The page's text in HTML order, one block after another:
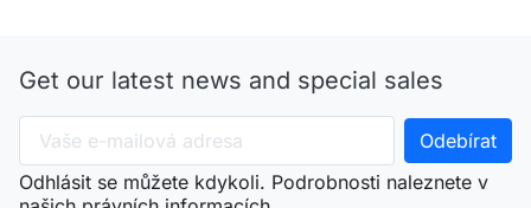
Get our latest news and special sales
Odhlásit se můžete kdykoli. Podrobnosti naleznete v